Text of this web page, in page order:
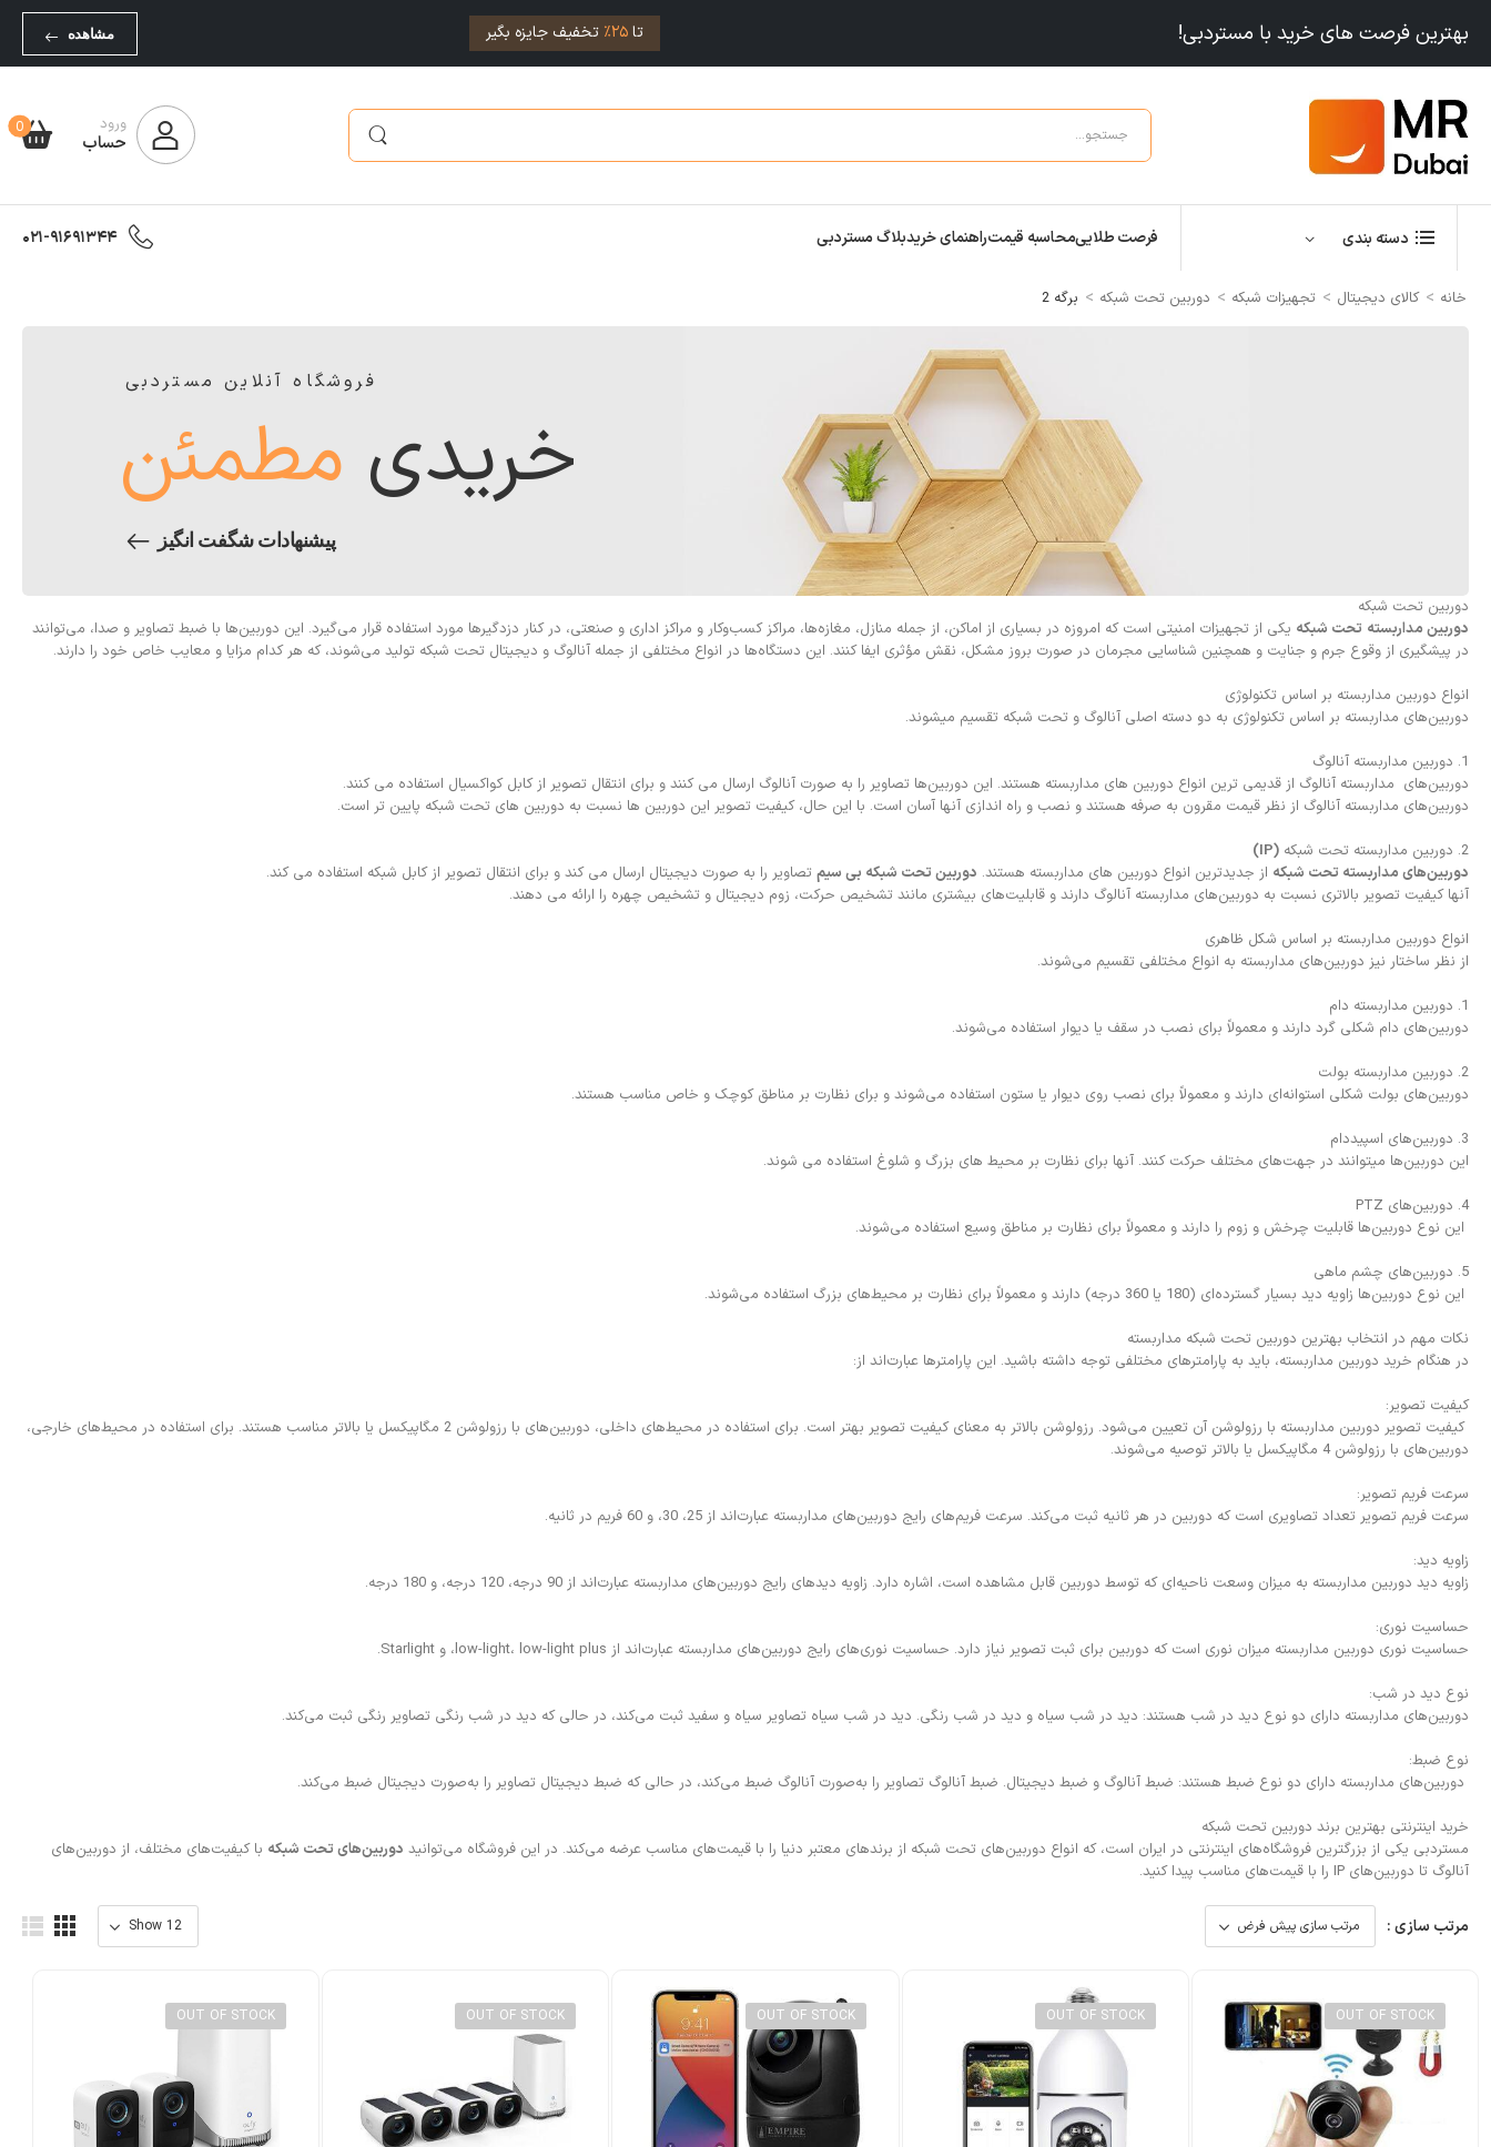
بهترین فرصت های خرید با مستردبی! تا25% تخفیف جایزه بگیر مشاهده
ورود
حساب
0
دسته بندی فرصت طلاییمحاسبه قیمتراهنمای خریدبلاگ مستردبی 021-91691344
خانه > کالای دیجیتال > تجهیزات شبکه > دوربین تحت شبکه > برگه 2
فروشگاه آنلاین مستردبی
خریدی مطمئن
پیشنهادات شگفت انگیز
دوربین تحت شبکه
دوربین مداربسته تحت شبکه یکی از تجهیزات امنیتی است که امروزه در بسیاری از اماکن، از جمله منازل، مغازه‌ها، مراکز کسب‌وکار و مراکز اداری و صنعتی، در کنار دزدگیرها مورد استفاده قرار می‌گیرد. این دوربین‌ها با ضبط تصاویر و صدا، می‌توانند
در پیشگیری از وقوع جرم و جنایت و همچنین شناسایی مجرمان در صورت بروز مشکل، نقش مؤثری ایفا کنند. این دستگاه‌ها در انواع مختلفی از جمله آنالوگ و دیجیتال تحت شبکه تولید می‌شوند، که هر کدام مزایا و معایب خاص خود را دارند.
انواع دوربین مداربسته بر اساس تکنولوژی
دوربین‌های مداربسته بر اساس تکنولوژی به دو دسته اصلی آنالوگ و تحت شبکه تقسیم میشوند.
1. دوربین مداربسته آنالوگ
دوربین‌های مداربسته آنالوگ از قدیمی ترین انواع دوربین های مداربسته هستند. این دوربین‌ها تصاویر را به صورت آنالوگ ارسال می کنند و برای انتقال تصویر از کابل کواکسیال استفاده می کنند.
دوربین‌های مداربسته آنالوگ از نظر قیمت مقرون به صرفه هستند و نصب و راه اندازی آنها آسان است. با این حال، کیفیت تصویر این دوربین ها نسبت به دوربین های تحت شبکه پایین تر است.
2. دوربین مداربسته تحت شبکه
(IP)
دوربین‌های مداربسته تحت شبکه از جدیدترین انواع دوربین های مداربسته هستند. دوربین تحت شبکه بی سیم تصاویر را به صورت دیجیتال ارسال می کند و برای انتقال تصویر از کابل شبکه استفاده می کند.
آنها کیفیت تصویر بالاتری نسبت به دوربین‌های مداربسته آنالوگ دارند و قابلیت‌های بیشتری مانند تشخیص حرکت، زوم دیجیتال و تشخیص چهره را ارائه می دهند.
انواع دوربین مداربسته بر اساس شکل ظاهری
از نظر ساختار نیز دوربین‌های مداربسته به انواع مختلفی تقسیم می‌شوند.
1. دوربین مداربسته دام
دوربین‌های دام شکلی گرد دارند و معمولاً برای نصب در سقف یا دیوار استفاده می‌شوند.
2. دوربین مداربسته بولت
دوربین‌های بولت شکلی استوانه‌ای دارند و معمولاً برای نصب روی دیوار یا ستون استفاده می‌شوند و برای نظارت بر مناطق کوچک و خاص مناسب هستند.
3. دوربین‌های اسپیددام
این دوربین‌ها میتوانند در جهت‌های مختلف حرکت کنند. آنها برای نظارت بر محیط های بزرگ و شلوغ استفاده می شوند.
4. دوربین‌های PTZ
این نوع دوربین‌ها قابلیت چرخش و زوم را دارند و معمولاً برای نظارت بر مناطق وسیع استفاده می‌شوند.
5. دوربین‌های چشم ماهی
این نوع دوربین‌ها زاویه دید بسیار گسترده‌ای (180 یا 360 درجه) دارند و معمولاً برای نظارت بر محیط‌های بزرگ استفاده می‌شوند.
نکات مهم در انتخاب بهترین دوربین تحت شبکه مداربسته
در هنگام خرید دوربین مداربسته، باید به پارامترهای مختلفی توجه داشته باشید. این پارامترها عبارت‌اند از:
کیفیت تصویر:
کیفیت تصویر دوربین مداربسته با رزولوشن آن تعیین می‌شود. رزولوشن بالاتر به معنای کیفیت تصویر بهتر است. برای استفاده در محیط‌های داخلی، دوربین‌های با رزولوشن 2 مگاپیکسل یا بالاتر مناسب هستند. برای استفاده در محیط‌های خارجی،
دوربین‌های با رزولوشن 4 مگاپیکسل یا بالاتر توصیه می‌شوند.
سرعت فریم تصویر:
سرعت فریم تصویر تعداد تصاویری است که دوربین در هر ثانیه ثبت می‌کند. سرعت فریم‌های رایج دوربین‌های مداربسته عبارت‌اند از 25، 30، و 60 فریم در ثانیه.
زاویه دید:
زاویه دید دوربین مداربسته به میزان وسعت ناحیه‌ای که توسط دوربین قابل مشاهده است، اشاره دارد. زاویه دیدهای رایج دوربین‌های مداربسته عبارت‌اند از 90 درجه، 120 درجه، و 180 درجه.
حساسیت نوری:
حساسیت نوری دوربین مداربسته میزان نوری است که دوربین برای ثبت تصویر نیاز دارد. حساسیت نوری‌های رایج دوربین‌های مداربسته عبارت‌اند از low-light، low-light plus، و Starlight.
نوع دید در شب:
دوربین‌های مداربسته دارای دو نوع دید در شب هستند: دید در شب سیاه و دید در شب رنگی. دید در شب سیاه تصاویر سیاه و سفید ثبت می‌کند، در حالی که دید در شب رنگی تصاویر رنگی ثبت می‌کند.
نوع ضبط:
دوربین‌های مداربسته دارای دو نوع ضبط هستند: ضبط آنالوگ و ضبط دیجیتال. ضبط آنالوگ تصاویر را به‌صورت آنالوگ ضبط می‌کند، در حالی که ضبط دیجیتال تصاویر را به‌صورت دیجیتال ضبط می‌کند.
خرید اینترنتی بهترین برند دوربین تحت شبکه
مستردبی یکی از بزرگترین فروشگاه‌های اینترنتی در ایران است، که انواع دوربین‌های تحت شبکه از برندهای معتبر دنیا را با قیمت‌های مناسب عرضه می‌کند. در این فروشگاه می‌توانید دوربین‌های تحت شبکه با کیفیت‌های مختلف، از دوربین‌های
آنالوگ تا دوربین‌های IP را با قیمت‌های مناسب پیدا کنید.
مرتب سازی :
OUT OF STOCK
OUT OF STOCK
OUT OF STOCK
OUT OF STOCK
OUT OF STOCK